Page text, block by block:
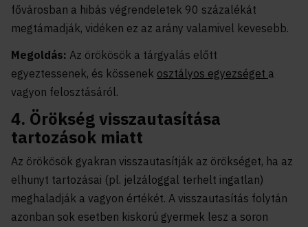
fővárosban a hibás végrendeletek 90 százalékát
megtámadják, vidéken ez az arány valamivel kevesebb.
Megoldás: Az örökösök a tárgyalás előtt
egyeztessenek, és kössenek osztályos egyezséget a
vagyon felosztásáról.
4. Örökség visszautasítása
tartozások miatt
Az örökösök gyakran visszautasítják az örökséget, ha az
elhunyt tartozásai (pl. jelzáloggal terhelt ingatlan)
meghaladják a vagyon értékét. A visszautasítás folytán
azonban sok esetben kiskorú gyermek lesz a soron